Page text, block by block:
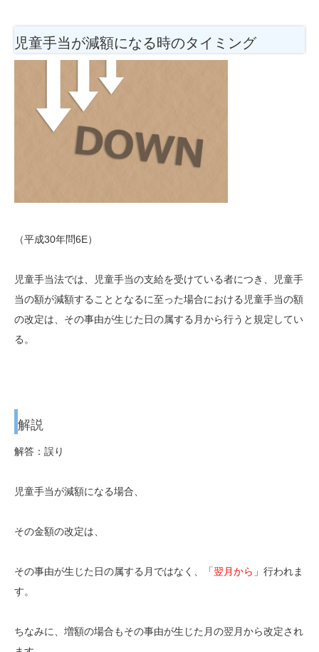
児童手当が減額になる時のタイミング
（平成30年問6E）
児童手当法では、児童手当の支給を受けている者につき、児童手
当の額が減額することとなるに至った場合における児童手当の額
の改定は、その事由が生じた日の属する月から行うと規定してい
る。
解説
解答：誤り
児童手当が減額になる場合、
その金額の改定は、
その事由が生じた日の属する月ではなく、「翌月から 」行われま
す。
ちなみに、増額の場合もその事由が生じた月の翌月から改定され